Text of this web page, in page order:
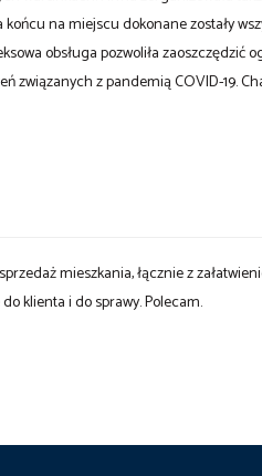
na miejscu dokonane zostały
obsługa pozwoliła zaoszczędzić
związanych z pandemią COVID-19.
mieszkania, łącznie z
klienta i do sprawy. Polecam.